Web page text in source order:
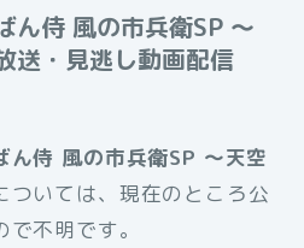
ん侍 風の市兵衛SP 〜
送・見逃し動画配信
ん侍 風の市兵衛SP 〜天空
ついては、現在のところ公
不明です。